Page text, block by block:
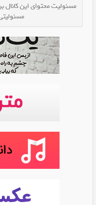
مسئولیت محتوای این کانال